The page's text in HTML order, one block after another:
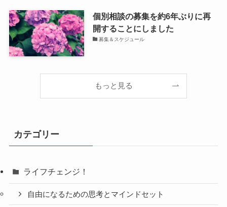
個別相談の募集を約6年ぶりに再
開することにしました
募集＆スケジュール
もっと見る
カテゴリー
ライフチェンジ！
自由になるための思考とマインドセット